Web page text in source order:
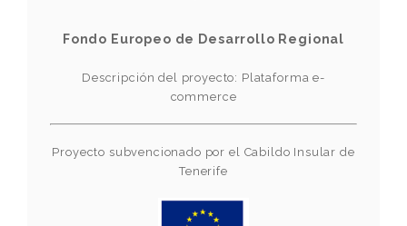
Fondo Europeo de Desarrollo Regional
Descripción del proyecto: Plataforma e-
commerce
Proyecto subvencionado por el Cabildo Insular de
Tenerife